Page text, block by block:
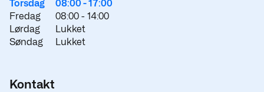
Torsdag
08:00 -17:00
Fredag
08:00 - 14:00
Lørdag
Lukket
Søndag
Lukket
Kontakt